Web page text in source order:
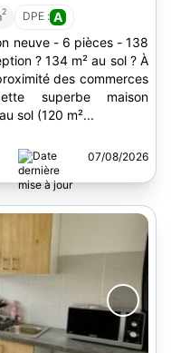
2 DPE : A
neuve - 6 pièces - 138
? 134 m² au sol ? À
des commerces
superbe maison
sol (120 m²...
07/08/2026